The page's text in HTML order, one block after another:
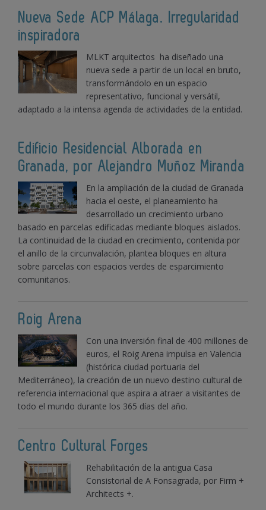
Nueva Sede ACP Málaga. Irregularidad
inspiradora
MLKT arquitectos ha diseñado una
nueva sede a partir de un local en bruto,
transformándolo en un espacio
representativo, funcional y versátil,
adaptado a la intensa agenda de actividades de la entidad.
Edificio Residencial Alborada en
Granada, por Alejandro Muñoz Miranda
En la ampliación de la ciudad de Granada
hacia el oeste, el planeamiento ha
desarrollado un crecimiento urbano
basado en parcelas edificadas mediante bloques aislados.
La continuidad de la ciudad en crecimiento, contenida por
el anillo de la circunvalación, plantea bloques en altura
sobre parcelas con espacios verdes de esparcimiento
comunitarios.
Roig Arena
Con una inversión final de 400 millones de
euros, el Roig Arena impulsa en Valencia
(histórica ciudad portuaria del
Mediterráneo), la creación de un nuevo destino cultural de
referencia internacional que aspira a atraer a visitantes de
todo el mundo durante los 365 días del año.
Centro Cultural Forges
Rehabilitación de la antigua Casa
Consistorial de A Fonsagrada, por Firm +
Architects +.